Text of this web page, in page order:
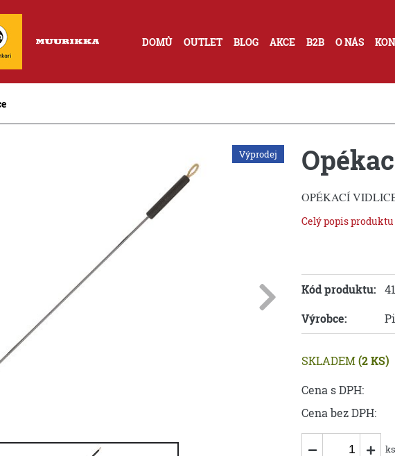
DOMŮ OUTLET BLOG AKCE B2B O NÁS
OPÉKACÍ
Celý popis produktu
Výprodej
Kód produktu:
Výrobce:
SKLADEM(2 KS)
Cena s DPH:
Cena bez DPH:
ks